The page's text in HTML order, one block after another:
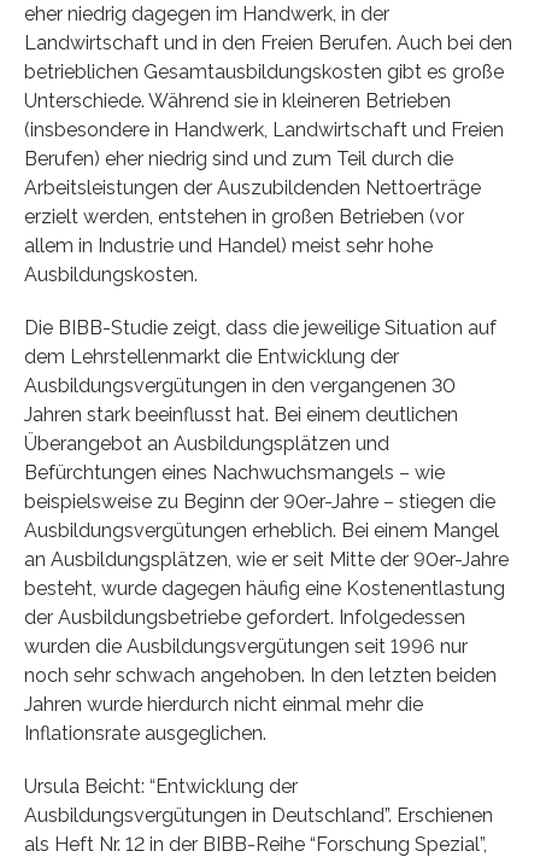
eher niedrig dagegen im Handwerk, in der
Landwirtschaft und in den Freien Berufen. Auch bei den
betrieblichen Gesamtausbildungskosten gibt es große
Unterschiede. Während sie in kleineren Betrieben
(insbesondere in Handwerk, Landwirtschaft und Freien
Berufen) eher niedrig sind und zum Teil durch die
Arbeitsleistungen der Auszubildenden Nettoerträge
erzielt werden, entstehen in großen Betrieben (vor
allem in Industrie und Handel) meist sehr hohe
Ausbildungskosten.
Die BIBB-Studie zeigt, dass die jeweilige Situation auf
dem Lehrstellenmarkt die Entwicklung der
Ausbildungsvergütungen in den vergangenen 30
Jahren stark beeinflusst hat. Bei einem deutlichen
Überangebot an Ausbildungsplätzen und
Befürchtungen eines Nachwuchsmangels – wie
beispielsweise zu Beginn der 90er-Jahre – stiegen die
Ausbildungsvergütungen erheblich. Bei einem Mangel
an Ausbildungsplätzen, wie er seit Mitte der 90er-Jahre
besteht, wurde dagegen häufig eine Kostenentlastung
der Ausbildungsbetriebe gefordert. Infolgedessen
wurden die Ausbildungsvergütungen seit 1996 nur
noch sehr schwach angehoben. In den letzten beiden
Jahren wurde hierdurch nicht einmal mehr die
Inflationsrate ausgeglichen.
Ursula Beicht: “Entwicklung der
Ausbildungsvergütungen in Deutschland”. Erschienen
als Heft Nr. 12 in der BIBB-Reihe “Forschung Spezial”,